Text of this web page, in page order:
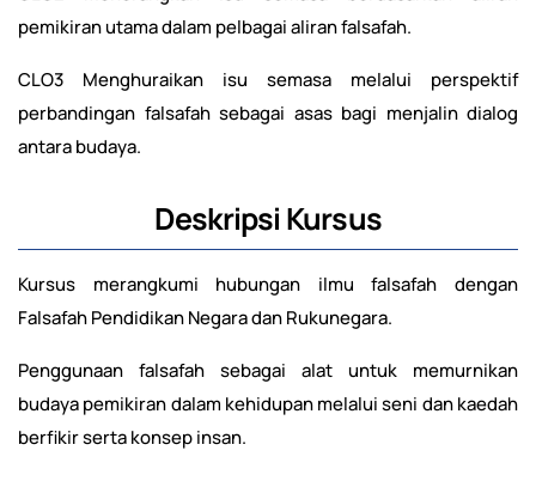
pemikiran utama dalam pelbagai aliran falsafah.
CLO3 Menghuraikan isu semasa melalui perspektif
perbandingan falsafah sebagai asas bagi menjalin dialog
antara budaya.
Deskripsi Kursus
Kursus merangkumi hubungan ilmu falsafah dengan
Falsafah Pendidikan Negara dan Rukunegara.
Penggunaan falsafah sebagai alat untuk memurnikan
budaya pemikiran dalam kehidupan melalui seni dan kaedah
berfikir serta konsep insan.